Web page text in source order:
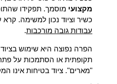
מקצועי מוסמך. תפקידו
כשיר וציוד נכון למשימה.
עבודות גובה מורכבות.
הפרה נפוצה היא שימוש
תקופתית או הסתמכות על
"מארים". ציוד בטיחות אינו